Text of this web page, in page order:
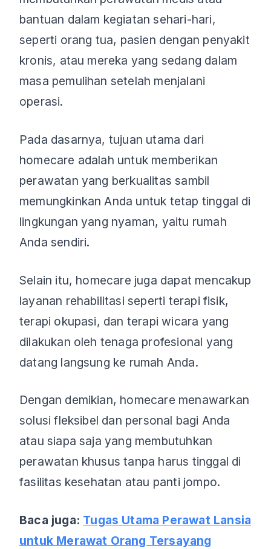
bantuan dalam kegiatan sehari-hari,
seperti orang tua, pasien dengan penyakit
kronis, atau mereka yang sedang dalam
masa pemulihan setelah menjalani
operasi.
Pada dasarnya, tujuan utama dari
homecare adalah untuk memberikan
perawatan yang berkualitas sambil
memungkinkan Anda untuk tetap tinggal di
lingkungan yang nyaman, yaitu rumah
Anda sendiri.
Selain itu, homecare juga dapat mencakup
layanan rehabilitasi seperti terapi fisik,
terapi okupasi, dan terapi wicara yang
dilakukan oleh tenaga profesional yang
datang langsung ke rumah Anda.
Dengan demikian, homecare menawarkan
solusi fleksibel dan personal bagi Anda
atau siapa saja yang membutuhkan
perawatan khusus tanpa harus tinggal di
fasilitas kesehatan atau panti jompo.
Baca juga: Tugas Utama Perawat Lansia
untuk Merawat Orang Tersayang